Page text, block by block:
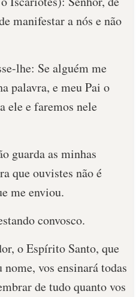
manifestar a nós e não
lhe: Se alguém me
palavra, e meu Pai o
ele e faremos nele
guarda as minhas
que ouvistes não é
me enviou.
convosco.
o Espírito Santo, que
vos ensinará todas
de tudo quanto vos